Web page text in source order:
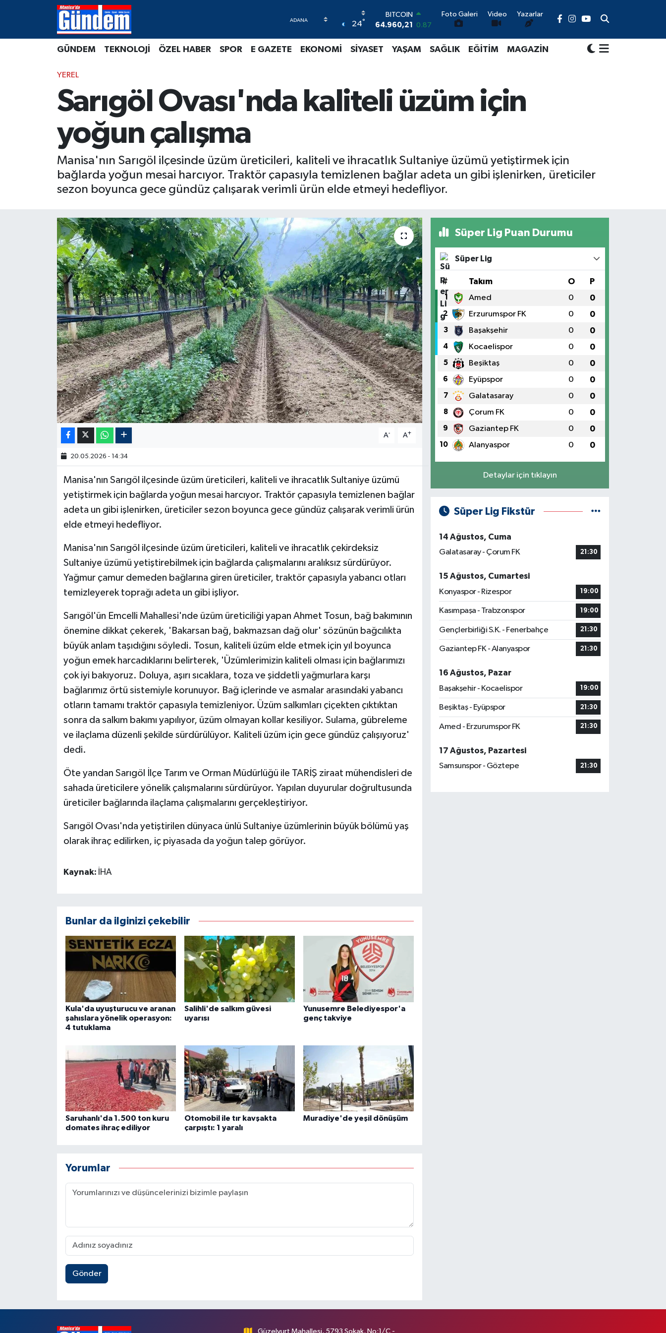
24°
BITCOIN
64.960,21 0.87
47,7436
0.18
EURO
64,4811
GRAM ALTIN
6660.55
0.03
Foto Galeri Video Yazarlar
GÜNDEM TEKNOLOJİ ÖZEL HABER SPOR E GAZETE EKONOMİ SİYASET YAŞAM SAĞLIK EĞİTİM MAGAZİN
YEREL
Sarıgöl Ovası'nda kaliteli üzüm için
yoğun çalışma
Manisa'nın Sarıgöl ilçesinde üzüm üreticileri, kaliteli ve ihracatlık Sultaniye üzümü yetiştirmek için
bağlarda yoğun mesai harcıyor. Traktör çapasıyla temizlenen bağlar adeta un gibi işlenirken, üreticiler
sezon boyunca gece gündüz çalışarak verimli ürün elde etmeyi hedefliyor.
A- A+
20.05.2026 - 14:34
Manisa'nın Sarıgöl ilçesinde üzüm üreticileri, kaliteli ve ihracatlık Sultaniye üzümü
yetiştirmek için bağlarda yoğun mesai harcıyor. Traktör çapasıyla temizlenen bağlar
adeta un gibi işlenirken, üreticiler sezon boyunca gece gündüz çalışarak verimli ürün
elde etmeyi hedefliyor.
Manisa'nın Sarıgöl ilçesinde üzüm üreticileri, kaliteli ve ihracatlık çekirdeksiz
Sultaniye üzümü yetiştirebilmek için bağlarda çalışmalarını aralıksız sürdürüyor.
Yağmur çamur demeden bağlarına giren üreticiler, traktör çapasıyla yabancı otları
temizleyerek toprağı adeta un gibi işliyor.
Sarıgöl'ün Emcelli Mahallesi'nde üzüm üreticiliği yapan Ahmet Tosun, bağ bakımının
önemine dikkat çekerek, 'Bakarsan bağ, bakmazsan dağ olur' sözünün bağcılıkta
büyük anlam taşıdığını söyledi. Tosun, kaliteli üzüm elde etmek için yıl boyunca
yoğun emek harcadıklarını belirterek, 'Üzümlerimizin kaliteli olması için bağlarımızı
çok iyi bakıyoruz. Doluya, aşırı sıcaklara, toza ve şiddetli yağmurlara karşı
bağlarımız örtü sistemiyle korunuyor. Bağ içlerinde ve asmalar arasındaki yabancı
otların tamamı traktör çapasıyla temizleniyor. Üzüm salkımları çiçekten çıktıktan
sonra da salkım bakımı yapılıyor, üzüm olmayan kollar kesiliyor. Sulama, gübreleme
ve ilaçlama düzenli şekilde sürdürülüyor. Kaliteli üzüm için gece gündüz çalışıyoruz'
dedi.
Öte yandan Sarıgöl İlçe Tarım ve Orman Müdürlüğü ile TARİŞ ziraat mühendisleri de
sahada üreticilere yönelik çalışmalarını sürdürüyor. Yapılan duyurular doğrultusunda
üreticiler bağlarında ilaçlama çalışmalarını gerçekleştiriyor.
Sarıgöl Ovası'nda yetiştirilen dünyaca ünlü Sultaniye üzümlerinin büyük bölümü yaş
olarak ihraç edilirken, iç piyasada da yoğun talep görüyor.
Kaynak: İHA
Bunlar da ilginizi çekebilir
Kula'da uyuşturucu ve aranan
şahıslara yönelik operasyon:
4 tutuklama
Salihli'de salkım güvesi
uyarısı
Yunusemre Belediyespor'a
genç takviye
Saruhanlı'da 1.500 ton kuru
domates ihraç ediliyor
Otomobil ile tır kavşakta
çarpıştı: 1 yaralı
Muradiye'de yeşil dönüşüm
Yorumlar
Gönder
Süper Lig Puan Durumu
Süper Lig
# Takım O P
1 Amed 0 0
2 Erzurumspor FK 0 0
3 Başakşehir 0 0
4 Kocaelispor 0 0
5 Beşiktaş 0 0
6 Eyüpspor 0 0
7 Galatasaray 0 0
8 Çorum FK 0 0
9 Gaziantep FK 0 0
10 Alanyaspor 0 0
Detaylar için tıklayın
Süper Lig Fikstür
14 Ağustos, Cuma
Galatasaray - Çorum FK
21:30
15 Ağustos, Cumartesi
Konyaspor - Rizespor
19:00
Kasımpaşa - Trabzonspor 19:00
Gençlerbirliği S.K. - Fenerbahçe 21:30
Gaziantep FK - Alanyaspor 21:30
16 Ağustos, Pazar
Başakşehir - Kocaelispor
19:00
Beşiktaş - Eyüpspor 21:30
Amed - Erzurumspor FK 21:30
17 Ağustos, Pazartesi
Samsunspor - Göztepe
21:30
Güzelyurt Mahallesi, 5793 Sokak, No:1/C -
Manisa Hava Durumu
Süper Lig Puan Durumu ve Fikstür
Tüm Manşetler
Son Dakika Haberleri
Haber Arşivi